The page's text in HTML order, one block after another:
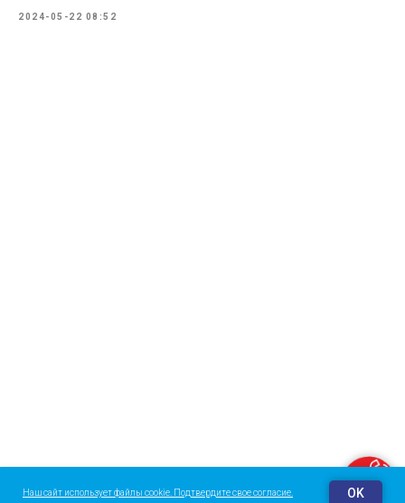
2024-05-22 08:52
Наш сайт использует файлы cookie. Подтвердите свое согласие. OK